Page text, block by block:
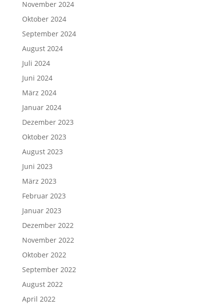
November 2024
Oktober 2024
September 2024
August 2024
Juli 2024
Juni 2024
März 2024
Januar 2024
Dezember 2023
Oktober 2023
August 2023
Juni 2023
März 2023
Februar 2023
Januar 2023
Dezember 2022
November 2022
Oktober 2022
September 2022
August 2022
April 2022